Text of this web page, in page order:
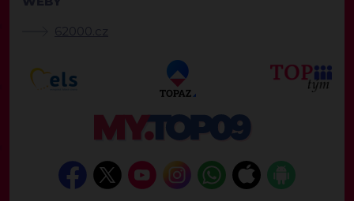
62000.cz